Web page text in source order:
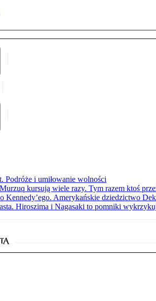
Podróże i umiłowanie wolności
kursują wiele razy. Tym razem ktoś
Kennedy’ego. Amerykańskie dziedzictwo
Hiroszima i Nagasaki to pomniki